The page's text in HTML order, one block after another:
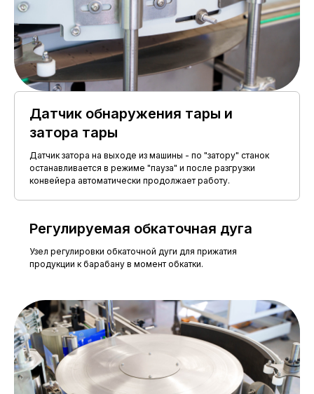
ПАРАМЕТРЫ ТАРЫ
Диаметр тары
до 120 мм
Отклонение профиля
продольного сечения бутылки
(конусообразность,
бочкообразность,
седлообразность, изогнутость)
в зоне нанесения
кольцевой
этикетки не
должно
мм
Отклонение вертикальной оси
Расположение нижнего края
зоны нанесения этикетки от
на расстоянии не
менее 40 мм
Диапазон рабочих
температур
от+10 до +35°С
Относительная влажность
не более 80% при
Атмосферное давление
от 84 до 106,7 кПа
Датчик обнаружения тары и
затора тары
Датчик затора на выходе из машины - по "затору" станок
останавливается в режиме "пауза" и после разгрузки
конвейера автоматически продолжает работу.
Регулируемая обкаточная дуга
Узел регулировки обкаточной дуги для прижатия
продукции к барабану в момент обкатки.